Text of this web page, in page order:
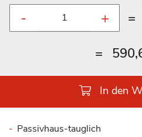
=
=
In den
Passivhaus-tauglich